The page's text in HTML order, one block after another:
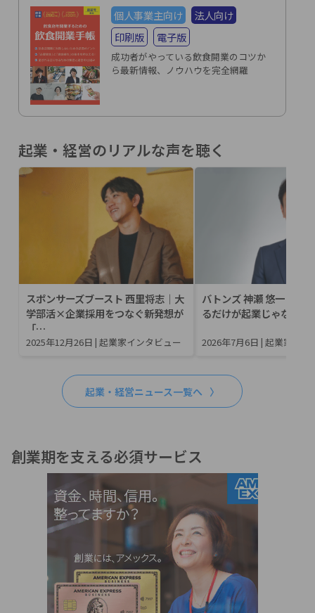
個人事業主向け
法人向け
印刷版
電子版
成功者がやっている飲食開業のコツか
ら最新情報、ノウハウを完全網羅
起業・経営のリアルな声を聴く
スポンサーズブースト 西里将志｜大
学部活×企業採用をつなぐ新発想が
「…
2025年12月26日 | 起業家インタビュー
バトンズ 神瀬 悠一｜ゼ
るだけが起業じゃない
2026年7月6日 | 起業家イン
起業・経営ニュース一覧へ
創業期を支える必須サービス